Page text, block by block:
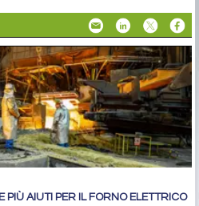
PIÙ AIUTI PER IL FORNO ELETTRICO